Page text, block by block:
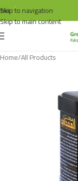
Skip to navigation
Skip to main content
bio
Home/All Products